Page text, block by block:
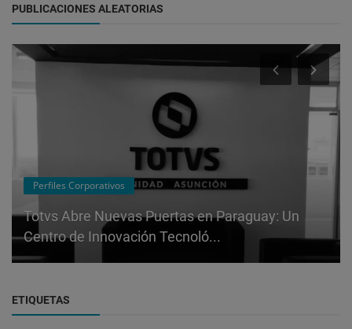
PUBLICACIONES ALEATORIAS
Perfiles Corporativos
Totvs Abre Nuevas Puertas en Paraguay: Un
Centro de Innovación Tecnoló...
ETIQUETAS